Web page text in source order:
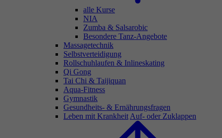
alle Kurse
NIA
Zumba & Salsarobic
Besondere Tanz-Angebote
Massagetechnik
Selbstverteidigung
Rollschuhlaufen & Inlineskating
Qi Gong
Tai Chi & Taijiquan
Aqua-Fitness
Gymnastik
Gesundheits- & Ernährungsfragen
Leben mit Krankheit Auf- oder Zuklappen